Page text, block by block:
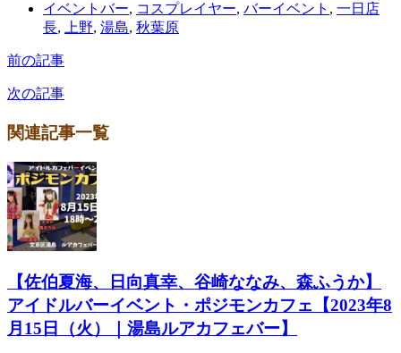
イベントバー, コスプレイヤー, バーイベント , 一日店
長, 上野, 湯島, 秋葉原
前の記事
次の記事
関連記事一覧
【佐伯夏海、日向真幸、谷崎ななみ、森ふうか】
アイドルバーイベント・ポジモンカフェ【2023年8
月15日（火）｜湯島ルアカフェバー】